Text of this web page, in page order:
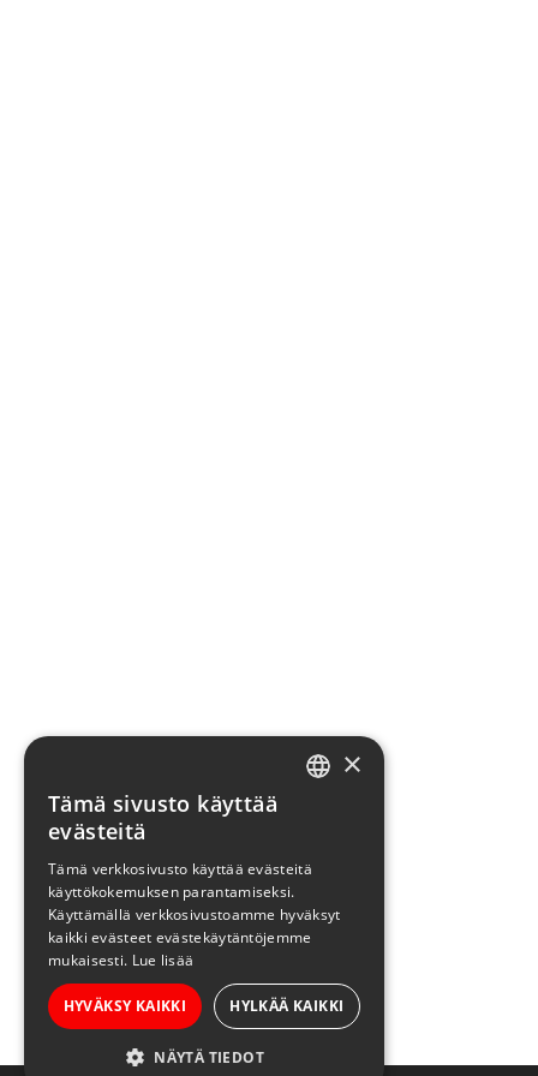
×
Tämä sivusto käyttää
evästeitä
Tämä verkkosivusto käyttää evästeitä
käyttökokemuksen parantamiseksi.
Käyttämällä verkkosivustoamme hyväksyt
kaikki evästeet evästekäytäntöjemme
mukaisesti. Lue lisää
HYVÄKSY KAIKKI HYLKÄÄ KAIKKI
NÄYTÄ TIEDOT